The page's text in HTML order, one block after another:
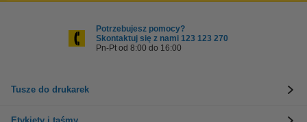
Potrzebujesz pomocy?
Skontaktuj się z nami 123 123 270
Pn-Pt od 8:00 do 16:00
Tusze do drukarek